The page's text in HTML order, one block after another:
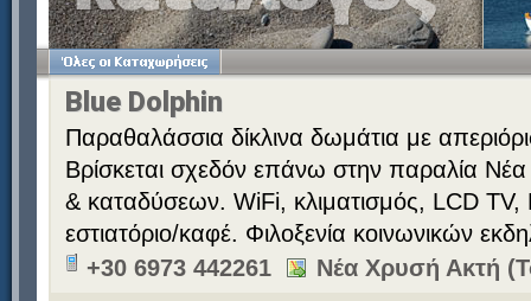
Blue Dolphin
Παραθαλάσσια δίκλινα δωμάτια με
Βρίσκεται σχεδόν επάνω στην παραλία
& καταδύσεων. WiFi, κλιματισμός, LCD
εστιατόριο/καφέ. Φιλοξενία κοινωνικών
+30 6973 442261
Νέα Χρυσή Ακτή